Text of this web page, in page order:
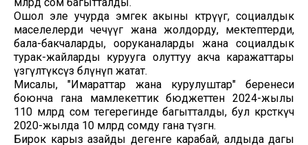
Ошол эле учурда эмгек акыны көтөрүүгө, социалдык
маселелерди чечүүгө жана жолдорду, мектептерди,
бала-бакчаларды, ооруканаларды жана социалдык
турак-жайларды курууга олуттуу акча каражаттары
үзгүлтүксүз бөлүнүп жатат.
Мисалы, "Имараттар жана курулуштар" беренеси
боюнча гана мамлекеттик бюджеттен 2024-жылы
110 млрд сом тегерегинде багытталды, бул көрсөткүч
2020-жылда 10 млрд сомду гана түзгөн.
Бирок карыз азайды дегенге карабай, алдыда дагы